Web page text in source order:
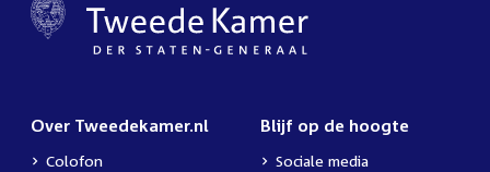
Over Tweedekamer.nl
Colofon
Blijf op de hoogte
Sociale media